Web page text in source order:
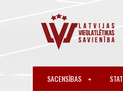
SACENSĪBAS